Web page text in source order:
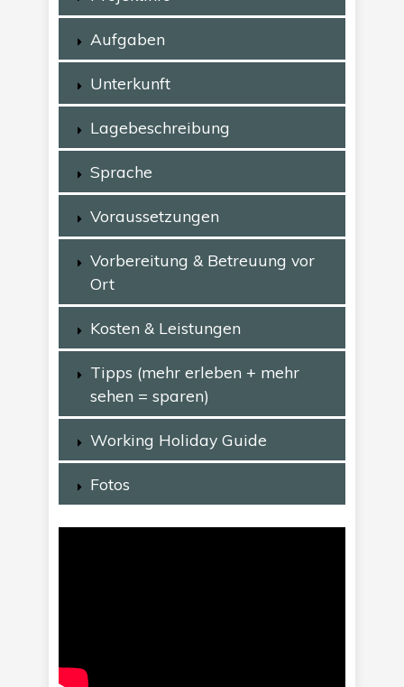
Aufgaben
Unterkunft
Lagebeschreibung
Sprache
Voraussetzungen
Vorbereitung & Betreuung vor
Ort
Kosten & Leistungen
Tipps (mehr erleben + mehr
sehen = sparen)
Working Holiday Guide
Fotos